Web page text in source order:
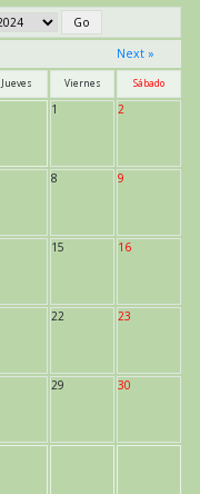
Next »
Jueves Viernes Sábado
1 2
8 9
15 16
22 23
29 30